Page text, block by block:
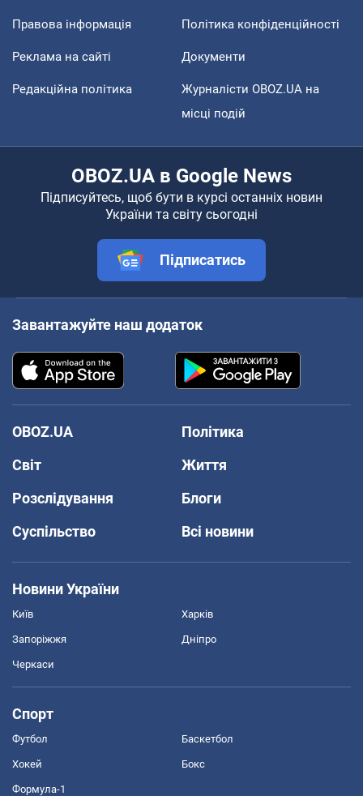
Правова інформація Політика конфіденційності
Реклама на сайті Документи
Редакційна політика
Журналісти OBOZ.UA на
місці подій
OBOZ.UA в Google News
Підписуйтесь, щоб бути в курсі останніх новин
України та світу сьогодні
Підписатись
Завантажуйте наш додаток
OBOZ.UA
Політика
Світ
Життя
Розслідування
Блоги
Суспільство
Всі новини
Новини України
Київ Харків
Запоріжжя Дніпро
Черкаси
Спорт
Футбол Баскетбол
Хокей Бокс
Формула-1